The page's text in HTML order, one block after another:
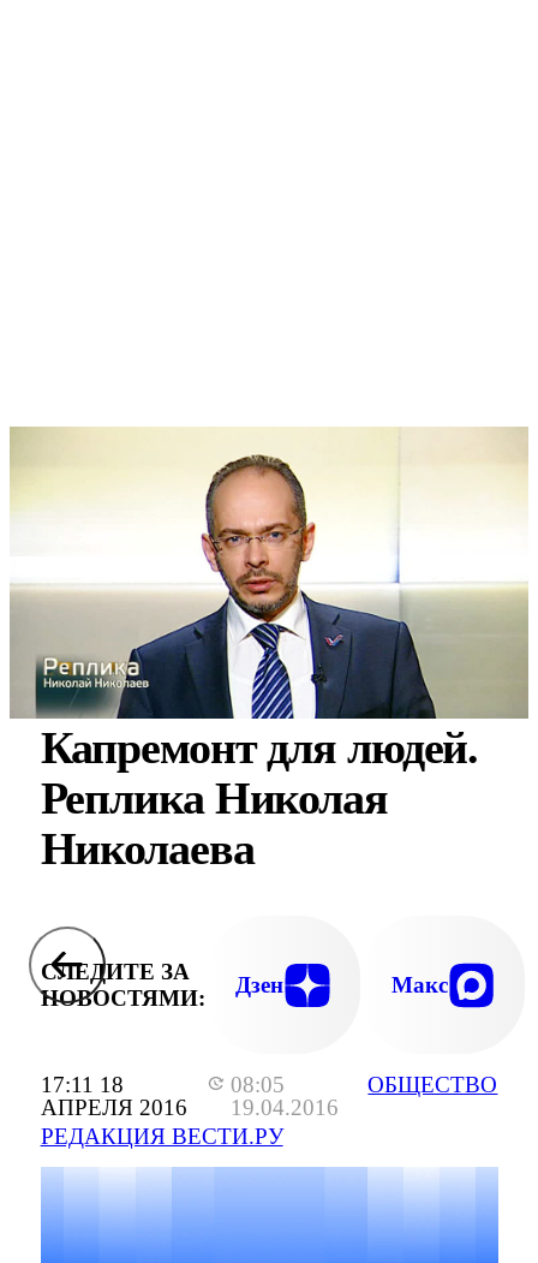
17:11 18
АПРЕЛЯ 2016
08:05
19.04.2016
РЕДАКЦИЯ ВЕСТИ.РУ
ОБЩЕСТВО
Капремонт для людей.
Реплика Николая
Николаева
СЛЕДИТЕ ЗА
НОВОСТЯМИ:
Дзен Макс